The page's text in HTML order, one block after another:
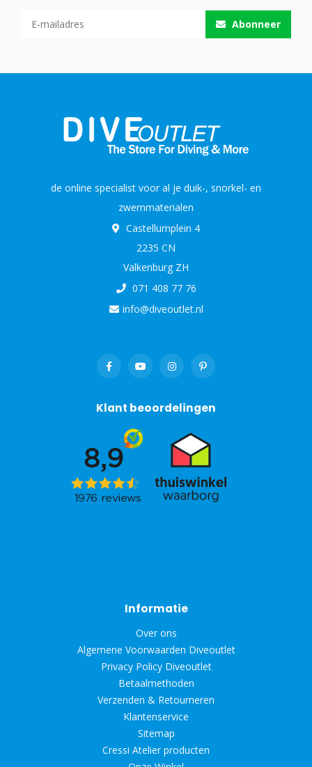
Abonneer
de online specialist voor al je duik-, snorkel- en
zwemmaterialen
Castellumplein 4
2235 CN
Valkenburg ZH
071 408 77 76
info@diveoutlet.nl
Klant beoordelingen
Informatie
Over ons
Algemene Voorwaarden Diveoutlet
Privacy Policy Diveoutlet
Betaalmethoden
Verzenden & Retourneren
Klantenservice
Sitemap
Cressi Atelier producten